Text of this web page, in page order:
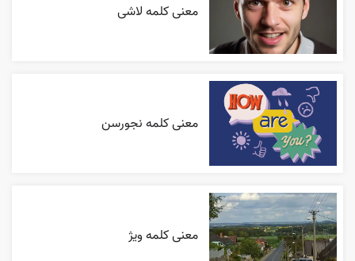
معنی کلمه لاشی
معنی کلمه نجورسن
معنی کلمه ویژ